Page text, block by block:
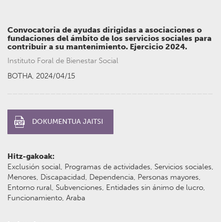
Convocatoria de ayudas dirigidas a asociaciones o
fundaciones del ámbito de los servicios sociales para
contribuir a su mantenimiento. Ejercicio 2024.
Instituto Foral de Bienestar Social
BOTHA, 2024/04/15
DOKUMENTUA JAITSI
Hitz-gakoak:
Exclusión social, Programas de actividades, Servicios sociales,
Menores, Discapacidad, Dependencia, Personas mayores,
Entorno rural, Subvenciones, Entidades sin ánimo de lucro,
Funcionamiento, Araba